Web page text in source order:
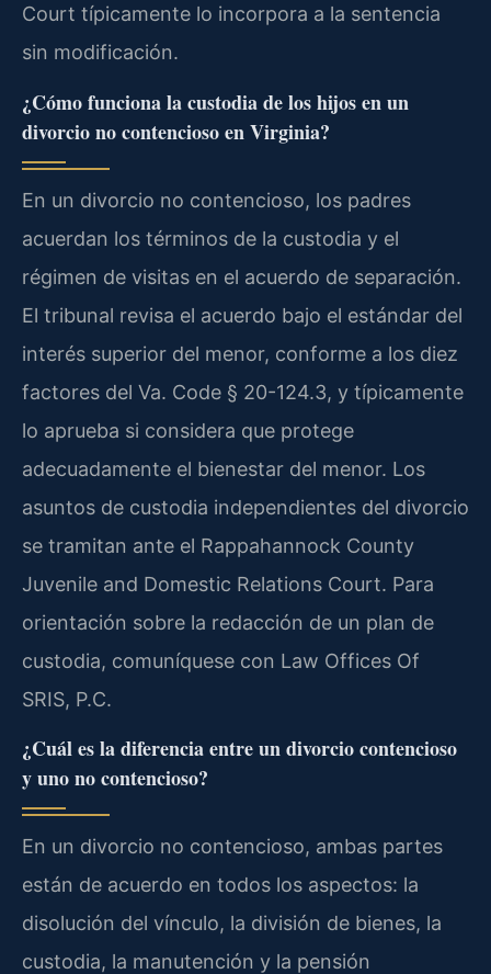
Court típicamente lo incorpora a la sentencia
sin modificación.
¿Cómo funciona la custodia de los hijos en un
divorcio no contencioso en Virginia?
En un divorcio no contencioso, los padres
acuerdan los términos de la custodia y el
régimen de visitas en el acuerdo de separación.
El tribunal revisa el acuerdo bajo el estándar del
interés superior del menor, conforme a los diez
factores del Va. Code § 20-124.3, y típicamente
lo aprueba si considera que protege
adecuadamente el bienestar del menor. Los
asuntos de custodia independientes del divorcio
se tramitan ante el Rappahannock County
Juvenile and Domestic Relations Court. Para
orientación sobre la redacción de un plan de
custodia, comuníquese con Law Offices Of
SRIS, P.C.
¿Cuál es la diferencia entre un divorcio contencioso
y uno no contencioso?
En un divorcio no contencioso, ambas partes
están de acuerdo en todos los aspectos: la
disolución del vínculo, la división de bienes, la
custodia, la manutención y la pensión